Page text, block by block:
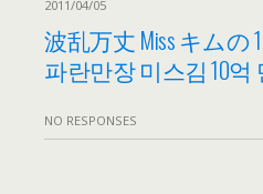
2011/04/05
波乱万丈 Miss キムの
파란만장 미스김 10억
NO RESPONSES